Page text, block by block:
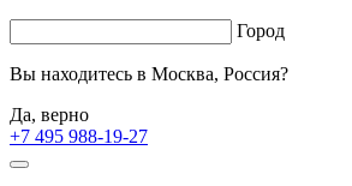
Город
Вы находитесь в Москва, Россия?
Да, верно
+7 495 988-19-27